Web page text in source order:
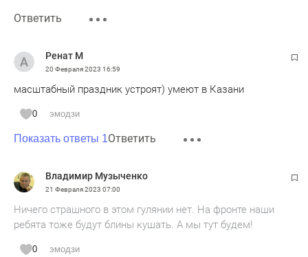
Ответить
Ренат М
20 Февраля 2023 16:59
масштабный праздник устроят) умеют в Казани
0 эмодзи
Показать ответы 1Ответить
Владимир Музыченко
21 Февраля 2023 07:00
Ничего страшного в этом гулянии нет. На фронте наши
ребята тоже будут блины кушать. А мы тут будем!
0 эмодзи